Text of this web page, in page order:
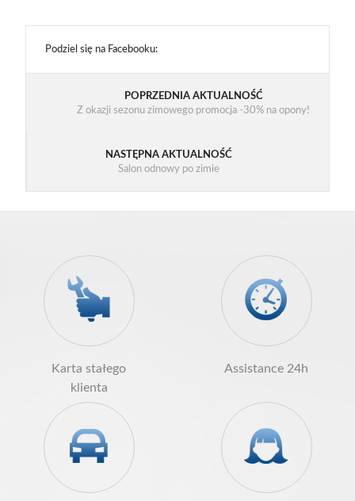
Podziel się na Facebooku:
POPRZEDNIA AKTUALNOŚĆ
Z okazji sezonu zimowego promocja -30% na opony!
NASTĘPNA AKTUALNOŚĆ
Salon odnowy po zimie
Karta stałego
klienta
Assistance 24h